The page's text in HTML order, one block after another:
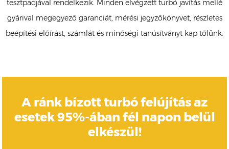
tesztpadjával rendelkezik. Minden elvégzett turbó javítás mellé
gyárival megegyező garanciát, mérési jegyzőkönyvet, részletes
beépítési előírást, számlát és minőségi tanúsítványt kap tőlünk.
A ránk bízott turbó felújítás az
esetek 95%-ában fél napon belül
elkészül!